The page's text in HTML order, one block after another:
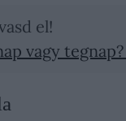
el!
vagy